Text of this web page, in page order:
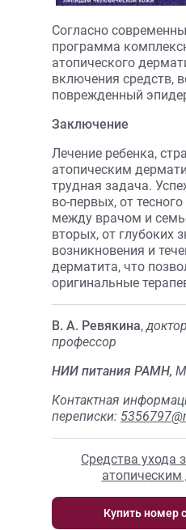
Согласно
программа
атопического
включения средств,
поврежденный
Заключение
Лечение ребенка,
атопическим
трудная задача.
во-первых, от
между врачом и
вторых, от глубоких
возникновения и
дерматита, что
оригинальные
В. А. Ревякина,
профессор
НИИ питания РАМН,
Контактная
переписки:
Средства ухода
Купить номер